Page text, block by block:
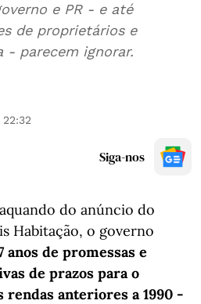
e PR - e até
de proprietários e
- parecem ignorar.
Siga-nos
do anúncio do
Habitação, o governo
anos de promessas e
de prazos para o
rendas anteriores a 1990 -